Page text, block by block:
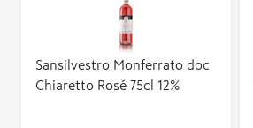
Sansilvestro Monferrato doc
Chiaretto Rosé 75cl 12%